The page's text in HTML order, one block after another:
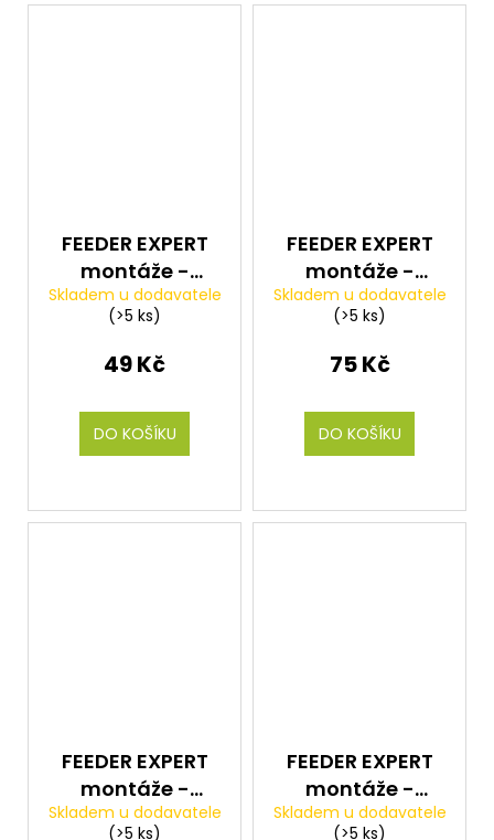
FEEDER EXPERT
montáže -
Zarážky Float
Stops 15ks
Skladem u dodavatele
(>5 ks)
49 Kč
DO KOŠÍKU
FEEDER EXPERT
montáže -
Feeder Quick
Change Beads
6ks
Skladem u dodavatele
(>5 ks)
75 Kč
DO KOŠÍKU
FEEDER EXPERT
montáže -
Nekonečné
Skladem u dodavatele
(>5 ks)
FEEDER EXPERT
montáže -
Průjezdy s
Skladem u dodavatele
(>5 ks)